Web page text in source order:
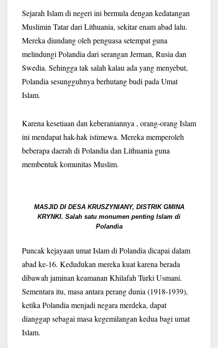
Sejarah Islam di negeri ini bermula dengan kedatangan
Muslimin Tatar dari Lithuania, sekitar enam abad lalu.
Mereka diundang oleh penguasa setempat guna
melindungi Polandia dari serangan Jerman, Rusia dan
Swedia. Sehingga tak salah kalau ada yang menyebut,
Polandia sesungguhnya berhutang budi pada Umat
Islam.
Karena kesetiaan dan keberaniannya , orang-orang Islam
ini mendapat hak-hak istimewa. Mereka memperoleh
beberapa daerah di Polandia dan Lithuania guna
membentuk komunitas Muslim.
MASJID DI DESA KRUSZYNIANY, DISTRIK GMINA
KRYNKI. Salah satu monumen penting Islam di
Polandia
Puncak kejayaan umat Islam di Polandia dicapai dalam
abad ke-16. Kedudukan mereka kuat karena berada
dibawah jaminan keamanan Khilafah Turki Usmani.
Sementara itu, masa antara perang dunia (1918-1939),
ketika Polandia menjadi negara merdeka, dapat
dianggap sebagai masa kegemilangan kedua bagi umat
Islam.